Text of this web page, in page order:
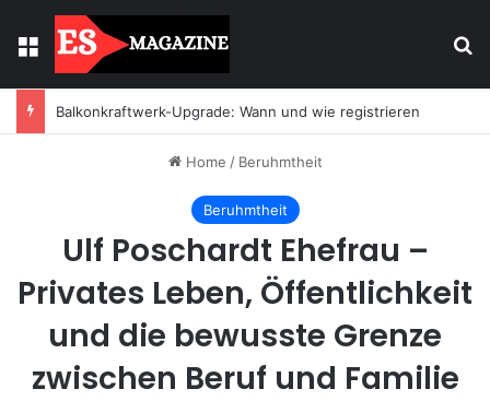
Menu
Balkonkraftwerk-Upgrade: Wann und wie registrieren
Home / Beruhmtheit
Beruhmtheit
Ulf Poschardt Ehefrau –
Privates Leben, Öffentlichkeit
und die bewusste Grenze
zwischen Beruf und Familie